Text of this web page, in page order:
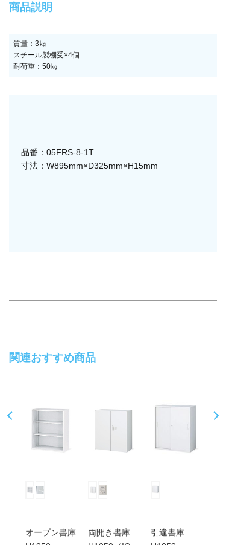
商品説明
質量：3㎏
スチール製棚受×4個
耐荷重：50㎏
品番：05FRS-8-1T
寸法：W895mm×D325mm×H15mm
関連おすすめ商品
Pr
オープン書庫
両開き書庫
引違書庫
N